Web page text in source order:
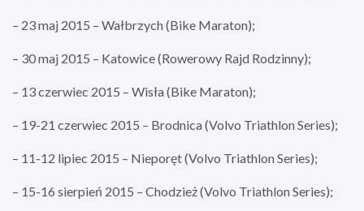
– 23 maj 2015 – Wałbrzych (Bike Maraton);
– 30 maj 2015 – Katowice (Rowerowy Rajd Rodzinny);
– 13 czerwiec 2015 – Wisła (Bike Maraton);
– 19-21 czerwiec 2015 – Brodnica (Volvo Triathlon Series);
– 11-12 lipiec 2015 – Nieporęt (Volvo Triathlon Series);
– 15-16 sierpień 2015 – Chodzież (Volvo Triathlon Series);